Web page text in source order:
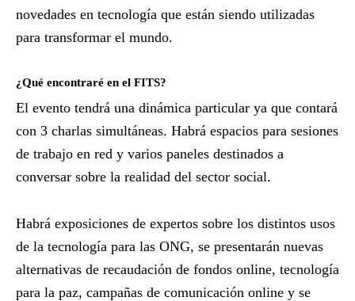
novedades en tecnología que están siendo utilizadas
para transformar el mundo.
¿Qué encontraré en el FITS?
El evento tendrá una dinámica particular ya que contará
con 3 charlas simultáneas. Habrá espacios para sesiones
de trabajo en red y varios paneles destinados a
conversar sobre la realidad del sector social.
Habrá exposiciones de expertos sobre los distintos usos
de la tecnología para las ONG, se presentarán nuevas
alternativas de recaudación de fondos online, tecnología
para la paz, campañas de comunicación online y se